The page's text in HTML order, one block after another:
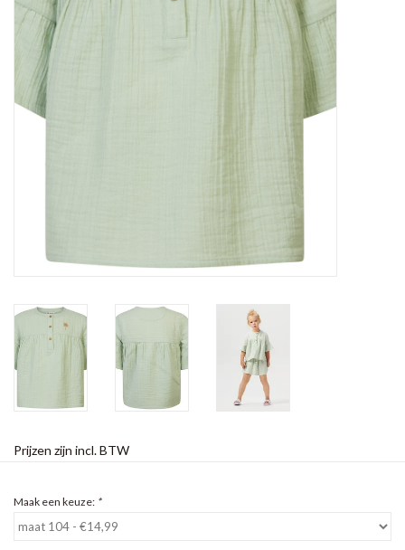
Prijzen zijn incl. BTW
Maak een keuze: *